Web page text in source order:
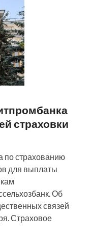
страховки
по страхованию
для выплаты
Об
связей
Страховое